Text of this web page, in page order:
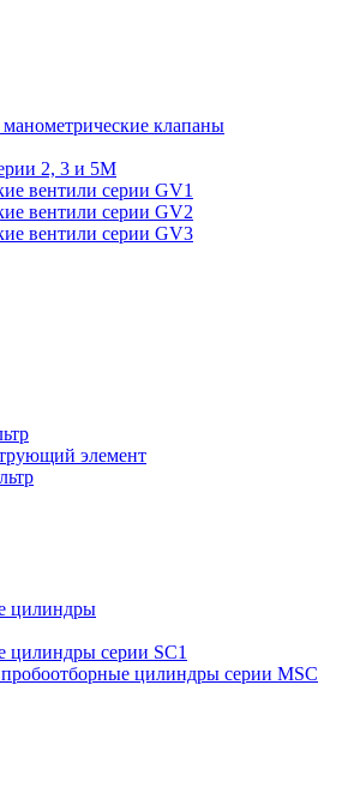
клапаны
2, 3 и 5М
вентили серии GV1
вентили серии GV2
вентили серии GV3
элемент
цилиндры
цилиндры серии SC1
цилиндры серии MSC